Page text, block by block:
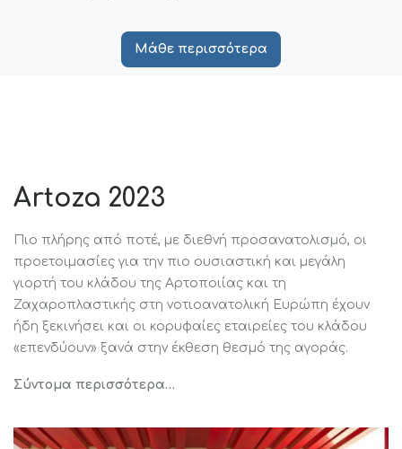
Μάθε περισσότερα
Artoza 2023
Πιο πλήρης από ποτέ, με διεθνή προσανατολισμό, οι
προετοιμασίες για την πιο ουσιαστική και μεγάλη
γιορτή του κλάδου της Αρτοποιίας και τη
Ζαχαροπλαστικής στη νοτιοανατολική Ευρώπη έχουν
ήδη ξεκινήσει και οι κορυφαίες εταιρείες του κλάδου
«επενδύουν» ξανά στην έκθεση θεσμό της αγοράς.
Σύντομα περισσότερα…